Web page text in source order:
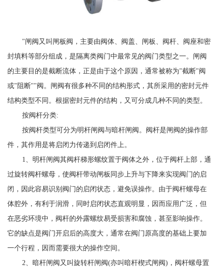
"闸阀又叫闸板阀，主要由阀体、阀盖、闸板、阀杆、阀座和密
封填料等部分组成，是隔离类阀门中最常见的阀门类型之一。闸阀
的主要目的是截断流体，正是由于这个原因，通常被称为"截断"阀
或"阻断""阀。闸阀有很多种不同的结构形式，其所采用的密封元件
结构类型不同。根据密封元件的结构，又可分成几种不同的类型。
按阀杆分类:
按阀杆类型可分为明杆闸阀与暗杆闸阀。阀杆是闸阀的操作部
件，其作用是将启闭力传递到启闭件上。
1、明杆闸阀其阀杆梯形螺纹置于阀体之外，位于阀杆上部，通
过旋转阀杆螺母，使阀杆带动闸板同步上升与下降来实现阀门的启
闭，因此容易识别阀门的启闭状态，避免误操作。由于阀杆螺母在
体腔外，有利于润滑，同时启闭状态直观明显，因而应用广泛，但
在恶劣环境中，阀杆的外露螺纹易受损害和腐蚀，甚至影响操作。
它的缺点是阀门开启后的高度大，通常在阀门原高度的基础上要加
一个行程，因而需要很大的操作空间。
2、暗杆闸阀又叫旋转杆闸阀(亦叫暗杆楔式闸阀)，阀杆螺母置